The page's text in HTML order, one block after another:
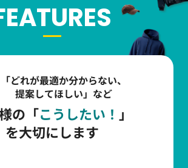
「どれが最適か分からない、
提案してほしい」など
の「こうしたい！ 」
を大切にします